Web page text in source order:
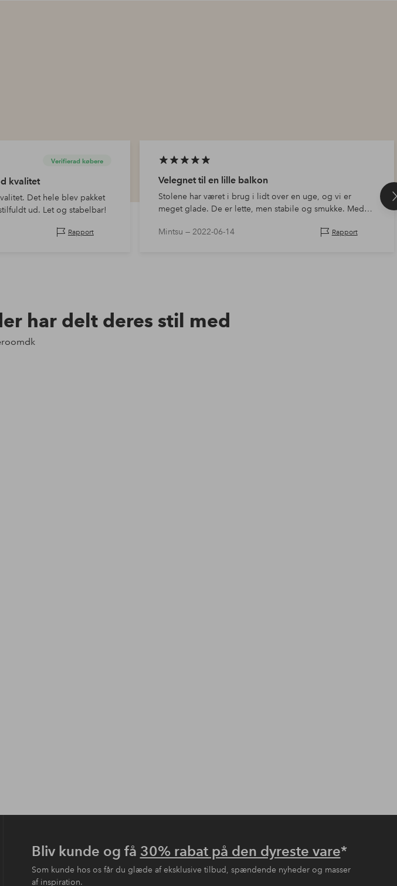
Verifierad købere
kvalitet
Det hele blev pakket
ud. Let og stabelbar!
Rapport
Velegnet til en lille balkon
Stolene har været i brug i lidt over en uge, og vi er
meget glade. De er lette, men stabile og smukke. Med
længere.
Mintsu — 2022-06-14 Rapport
har delt deres stil med
Bliv kunde og få 30% rabat på den dyreste vare*
Som kunde hos os får du glæde af eksklusive tilbud, spændende nyheder og masser
af inspiration.